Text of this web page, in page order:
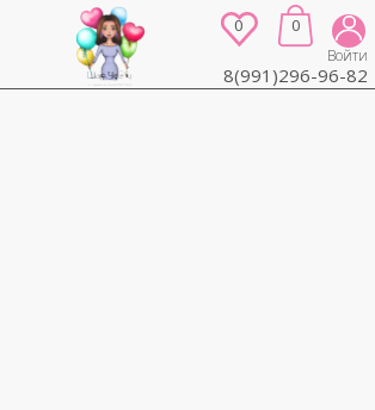
Войти
0 0
8(991)296-96-82